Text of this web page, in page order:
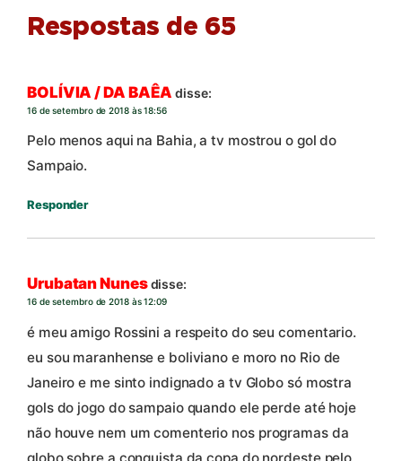
Respostas de 65
BOLÍVIA / DA BAÊA disse:
16 de setembro de 2018 às 18:56
Pelo menos aqui na Bahia, a tv mostrou o gol do
Sampaio.
Responder
Urubatan Nunesdisse:
16 de setembro de 2018 às 12:09
é meu amigo Rossini a respeito do seu comentario.
eu sou maranhense e boliviano e moro no Rio de
Janeiro e me sinto indignado a tv Globo só mostra
gols do jogo do sampaio quando ele perde até hoje
não houve nem um comenterio nos programas da